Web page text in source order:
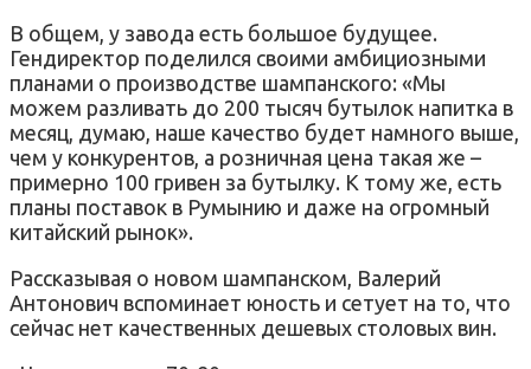
В общем, у завода есть большое будущее.
Гендиректор поделился своими амбициозными
планами о производстве шампанского: «Мы
можем разливать до 200 тысяч бутылок напитка в
месяц, думаю, наше качество будет намного выше,
чем у конкурентов, а розничная цена такая же –
примерно 100 гривен за бутылку. К тому же, есть
планы поставок в Румынию и даже на огромный
китайский рынок».
Рассказывая о новом шампанском, Валерий
Антонович вспоминает юность и сетует на то, что
сейчас нет качественных дешевых столовых вин.